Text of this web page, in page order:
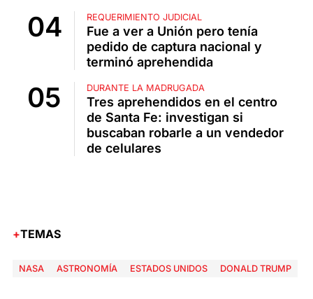
REQUERIMIENTO JUDICIAL
Fue a ver a Unión pero tenía
pedido de captura nacional y
terminó aprehendida
DURANTE LA MADRUGADA
Tres aprehendidos en el centro
de Santa Fe: investigan si
buscaban robarle a un vendedor
de celulares
TEMAS
NASA ASTRONOMÍA ESTADOS UNIDOS DONALD TRUMP